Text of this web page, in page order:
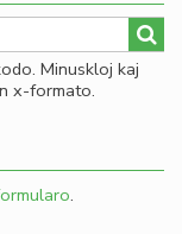
Minuskloj kaj
x-formato.
.